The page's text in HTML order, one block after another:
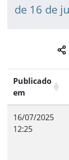
de 16 de
Publicado
em
16/07/2025
12:25